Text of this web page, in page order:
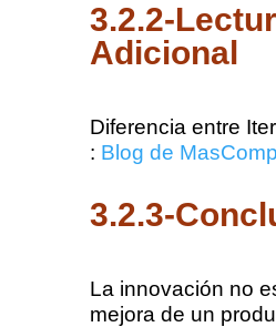
3.2.2-
Adicional
Diferencia entre
: Blog de
3.2.3-
La innovación no
mejora de un